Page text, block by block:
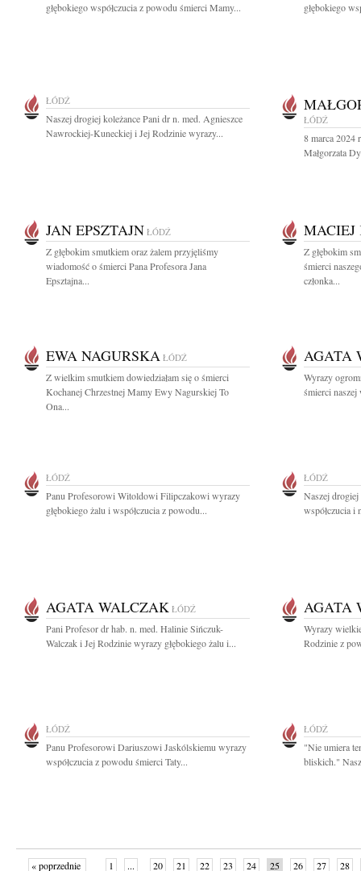
głębokiego współczucia z powodu śmierci Mamy...
głębokiego
ŁÓDŹ
Naszej drogiej koleżance Pani dr n. med. Agnieszce
Nawrockiej-Kuneckiej i Jej Rodzinie wyrazy...
ŁÓDŹ
8 marca 2024
Małgorzata
JAN EPSZTAJN ŁÓDŹ
Z głębokim smutkiem oraz żalem przyjęliśmy
wiadomość o śmierci Pana Profesora Jana
Epsztajna...
MACIEJ
Z głębokim
śmierci
członka...
EWA NAGURSKA ŁÓDŹ
Z wielkim smutkiem dowiedziałam się o śmierci
Kochanej Chrzestnej Mamy Ewy Nagurskiej To
Ona...
AGATA
Wyrazy
śmierci
ŁÓDŹ
Panu Profesorowi Witoldowi Filipczakowi wyrazy
głębokiego żalu i współczucia z powodu...
ŁÓDŹ
Naszej
współczucia i
AGATA WALCZAK ŁÓDŹ
Pani Profesor dr hab. n. med. Halinie Sińczuk-
Walczak i Jej Rodzinie wyrazy głębokiego żalu i...
AGATA
Wyrazy
Rodzinie z
ŁÓDŹ
Panu Profesorowi Dariuszowi Jaskólskiemu wyrazy
współczucia z powodu śmierci Taty...
ŁÓDŹ
"Nie umiera
bliskich."
« poprzednie 1 ... 20 21 22 23 24 25 26 27 28